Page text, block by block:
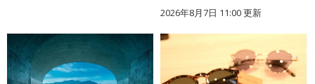
2026年8月7日 11:00更新